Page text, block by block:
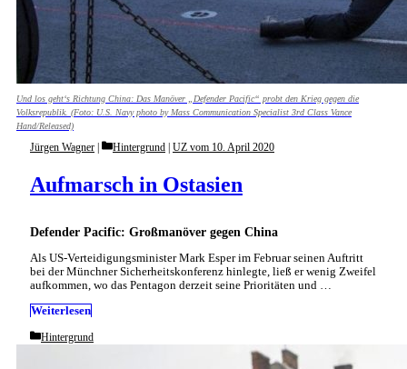
Und los geht‘s Richtung China: Das Manöver „Defender Pacific“ probt den Krieg gegen die
Volksrepublik. (Foto: U.S. Navy photo by Mass Communication Specialist 3rd Class Vance
Hand/Released)
Defender Pacific: Großmanöver gegen China
Aufmarsch in Ostasien
Jürgen Wagner Categories
Hintergrund | UZ vom 10. April 2020
Als US-Verteidigungsminister Mark Esper im Februar seinen Auftritt
bei der Münchner Sicherheitskonferenz hinlegte, ließ er wenig Zweifel
aufkommen, wo das Pentagon derzeit seine Prioritäten und …
Weiterlesen
Categories
Hintergrund